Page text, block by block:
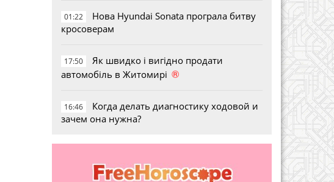
01:22
Нова Hyundai Sonata програла битву
кросоверам
17:50
Як швидко і вигідно продати
автомобіль в Житомирі ®
16:46
Когда делать диагностику ходовой и
зачем она нужна?